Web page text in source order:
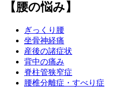
【腰の悩み】
ぎっくり腰
坐骨神経痛
産後の諸症状
背中の痛み
脊柱管狭窄症
腰椎分離症・すべり症